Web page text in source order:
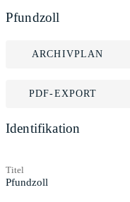
Pfundzoll
ARCHIVPLAN
PDF-EXPORT
Identifikation
Titel
Pfundzoll